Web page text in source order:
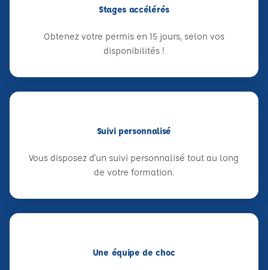
Stages accélérés
Obtenez votre permis en 15 jours, selon vos
disponibilités !
Suivi personnalisé
Vous disposez d'un suivi personnalisé tout au long
de votre formation.
Une équipe de choc